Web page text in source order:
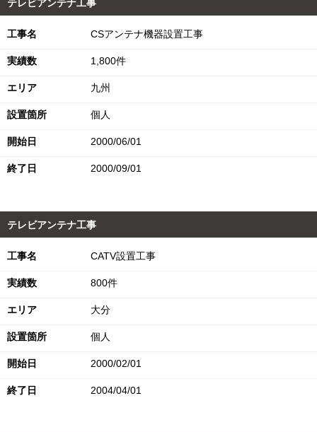
テレビアンテナ工事
工事名 CSアンテナ機器設置工事
実績数 1,800件
エリア 九州
設置箇所 個人
開始日 2000/06/01
終了日 2000/09/01
テレビアンテナ工事
工事名 CATV設置工事
実績数 800件
エリア 大分
設置箇所 個人
開始日 2000/02/01
終了日 2004/04/01